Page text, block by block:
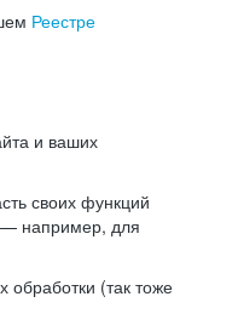
Реестре
и ваших
своих функций
— например, для
(так тоже